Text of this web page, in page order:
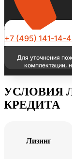
+7 (495) 141-14-
Для уточнения
комплектации,
УСЛОВИЯ
КРЕДИТА
Лизинг